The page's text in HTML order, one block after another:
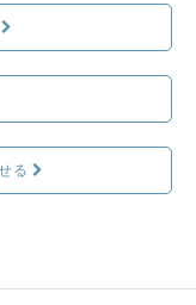
る